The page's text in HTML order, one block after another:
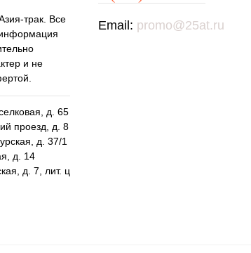
трак. Все
и не
д. 65
проезд, д. 8
д. 37/1
д. 14
д. 7, лит. ц
Email: promo@25at.ru